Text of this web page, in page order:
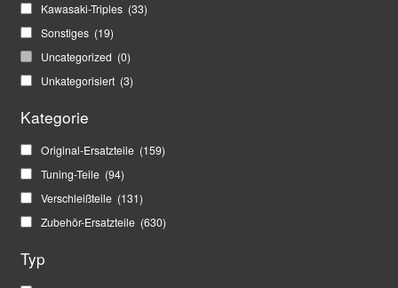
Kawasaki-Triples (33)
Sonstiges (19)
Uncategorized (0)
Unkategorisiert (3)
Kategorie
Original-Ersatzteile (159)
Tuning-Teile (94)
Verschleißteile (131)
Zubehör-Ersatzteile (630)
Typ